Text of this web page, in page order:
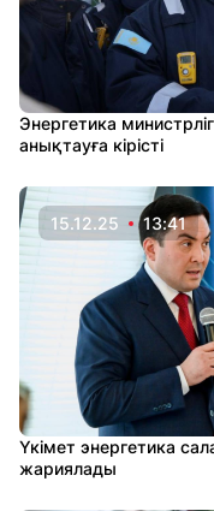
Энергетика
анықтауға кірісті
15.12.25 13:41
Үкімет энергетика
жариялады